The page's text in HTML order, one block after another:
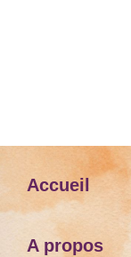
Accueil
A propos